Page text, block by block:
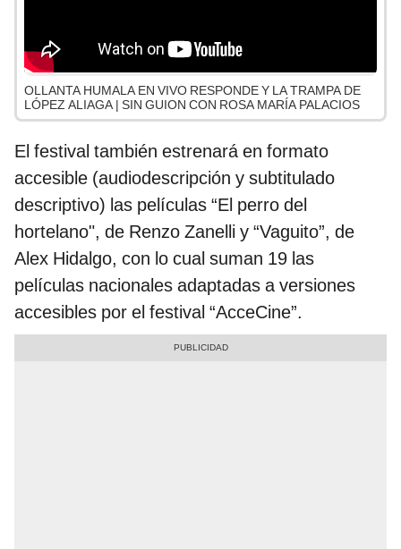
OLLANTA HUMALA EN VIVO RESPONDE Y LA TRAMPA DE
LÓPEZ ALIAGA | SIN GUION CON ROSA MARÍA PALACIOS
El festival también estrenará en formato
accesible (audiodescripción y subtitulado
descriptivo) las películas “El perro del
hortelano", de Renzo Zanelli y “Vaguito”, de
Alex Hidalgo, con lo cual suman 19 las
películas nacionales adaptadas a versiones
accesibles por el festival “AcceCine”.